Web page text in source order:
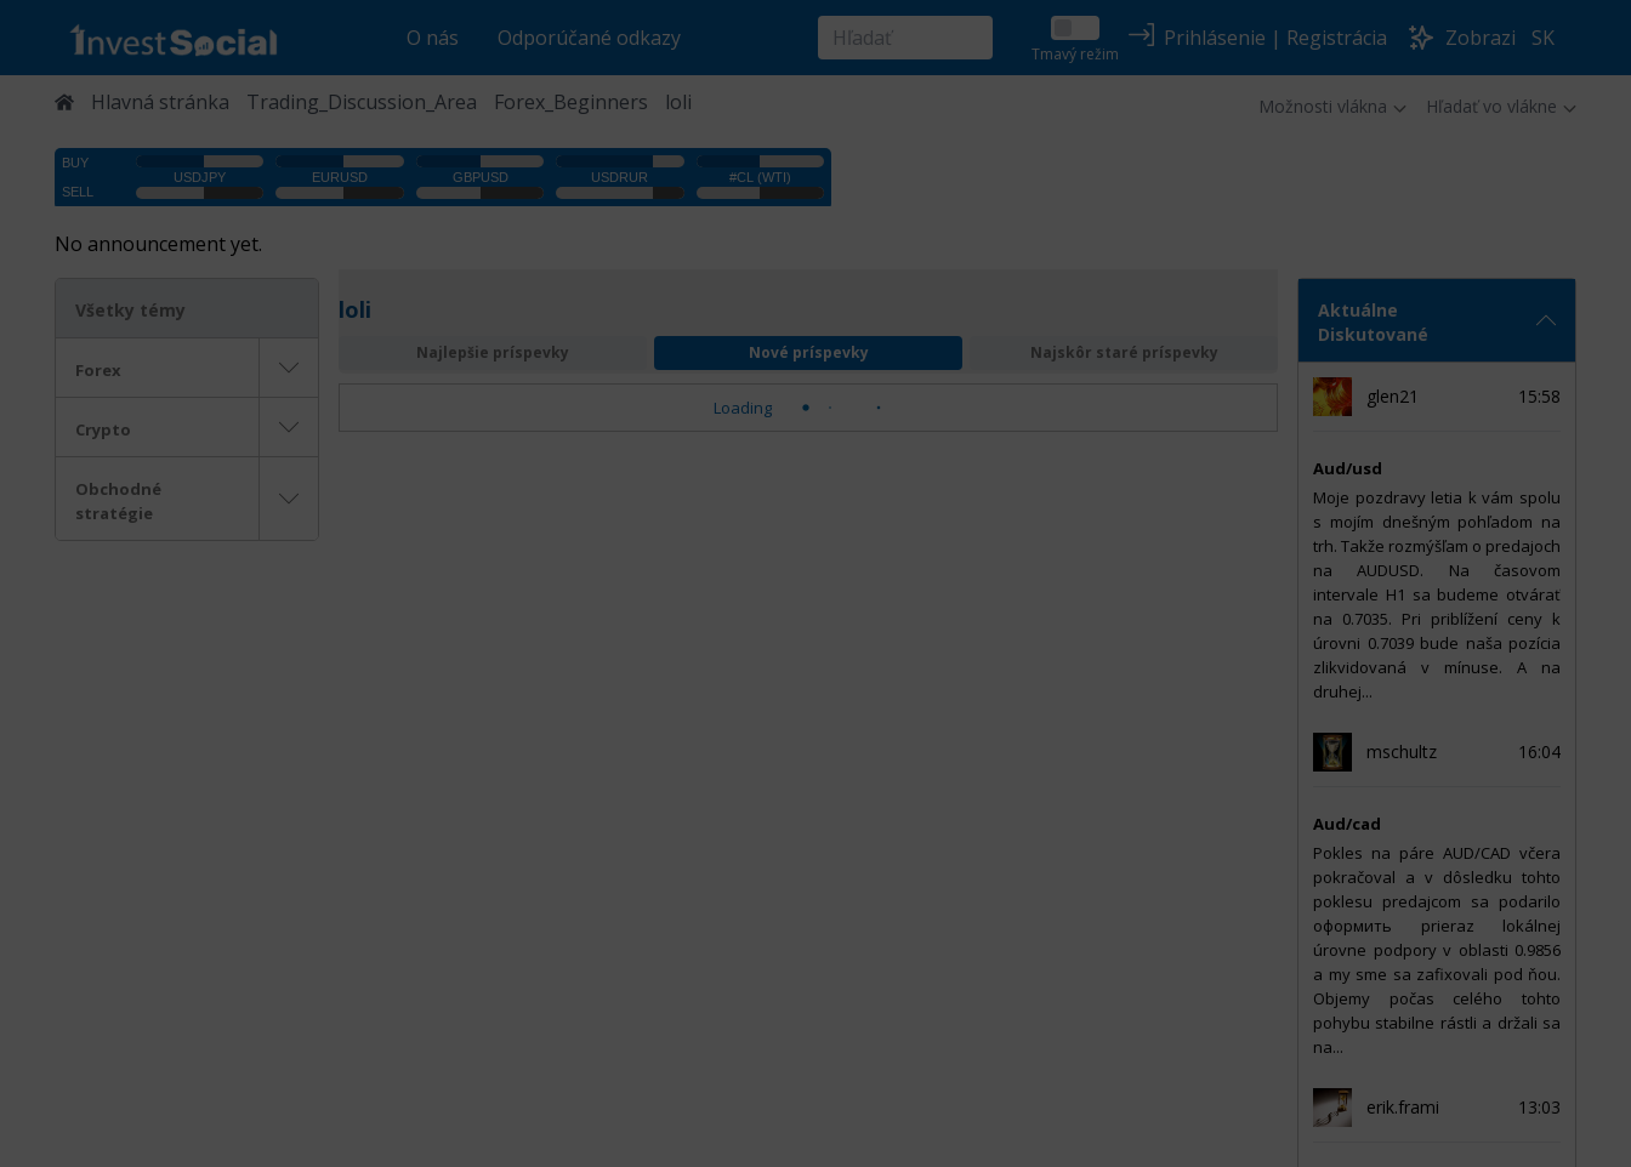
O nás Odporúčané odkazy
Tmavý režim
Prihlásenie | Registrácia Zobrazi SK
Hlavná stránka Trading_Discussion_Area Forex_Beginners loli Možnosti vlákna Hľadať vo vlákne
No announcement yet.
Všetky témy
Forex
Crypto
Obchodné
stratégie
loli
Najlepšie príspevky Nové príspevky Najskôr staré príspevky
Loading
Aktuálne
Diskutované
glen21 15:58
Aud/usd
Moje pozdravy letia k vám spolu
s mojím dnešným pohľadom na
trh. Takže rozmýšľam o predajoch
na AUDUSD. Na časovom
intervale H1 sa budeme otvárať
na 0.7035. Pri priblížení ceny k
úrovni 0.7039 bude naša pozícia
zlikvidovaná v mínuse. A na
druhej...
mschultz 16:04
Aud/cad
Pokles na páre AUD/CAD včera
pokračoval a v dôsledku tohto
poklesu predajcom sa podarilo
оформить prieraz lokálnej
úrovne podpory v oblasti 0.9856
a my sme sa zafixovali pod ňou.
Objemy počas celého tohto
pohybu stabilne rástli a držali sa
na...
erik.frami 13:03